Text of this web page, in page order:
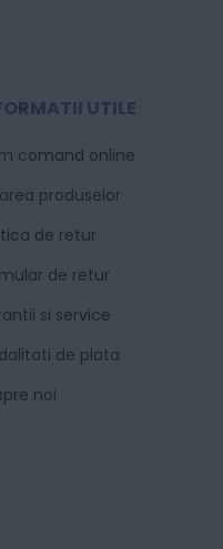
UTILE
comand online
produselor
de retur
de retur
si service
de plata
noi